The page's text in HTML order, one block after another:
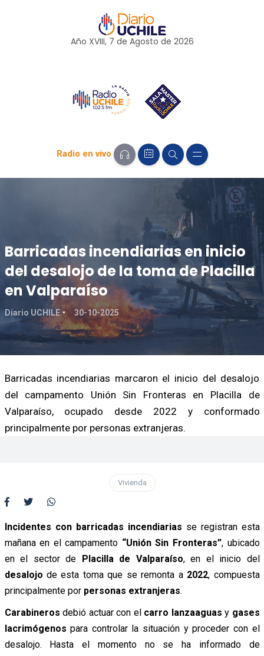
Año XVIII, 7 de Agosto de 2026
Radio en vivo
Barricadas incendiarias en inicio
del desalojo de la toma de Placilla
en Valparaíso
Diario UCHILE 30-10-2025
Barricadas incendiarias marcaron el inicio del desalojo
del campamento Unión Sin Fronteras en Placilla de
Valparaíso, ocupado desde 2022 y conformado
principalmente por personas extranjeras.
Vivienda
Incidentes con barricadas incendiarias se registran esta
mañana en el campamento “Unión Sin Fronteras”, ubicado
en el sector de Placilla de Valparaíso, en el inicio del
desalojo de esta toma que se remonta a 2022, compuesta
principalmente por personas extranjeras.
Carabineros debió actuar con el carro lanzaaguas y gases
lacrimógenos para controlar la situación y proceder con el
desalojo. Hasta el momento no se ha informado de